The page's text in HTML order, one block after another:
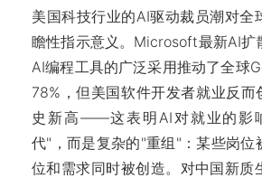
美国科技行业的AI驱动裁员潮对全
瞻性指示意义。Microsoft最新AI扩
AI编程工具的广泛采用推动了全球
78%，但美国软件开发者就业反
史新高——这表明AI对就业的影
代"，而是复杂的"重组"：某些岗位
位和需求同时被创造。对中国新质